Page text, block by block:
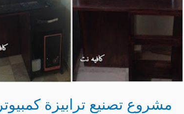
مشروع تصنيع ترابيزة كمبيوتر
مكتب
بالصور
و
الخطوات